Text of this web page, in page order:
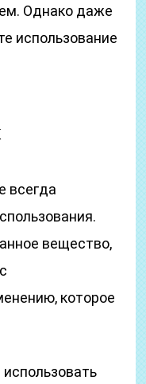
Однако даже
использование
всегда
вещество,
которое